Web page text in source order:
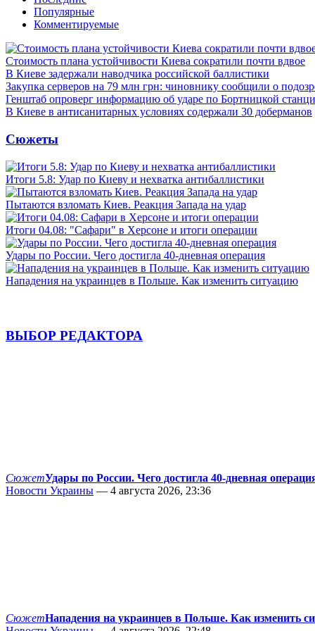
Популярные
Комментируемые
Стоимость плана устойчивости Киева сократили почти вдвое
В Киеве задержали наводчика российской баллистики
Закупка серверов на 79 млн грн: чиновнику сообщили о
Генштаб опроверг информацию об ударе по Бортницкой
В Киеве в антисанитарных условиях содержали 30 доберманов
Сюжеты
Итоги 5.8: Удар по Киеву и нехватка антибаллистики
Пытаются взломать Киев. Реакция Запада на удар
Итоги 04.08: "Сафари" в Херсоне и итоги операции
Удары по России. Чего достигла 40-дневная операция
Нападения на украинцев в Польше. Как изменить ситуацию
ВЫБОР РЕДАКТОРА
СюжетУдары по России. Чего достигла 40-дневная
Новости Украины — 4 августа 2026, 23:36
СюжетНападения на украинцев в Польше. Как изменить